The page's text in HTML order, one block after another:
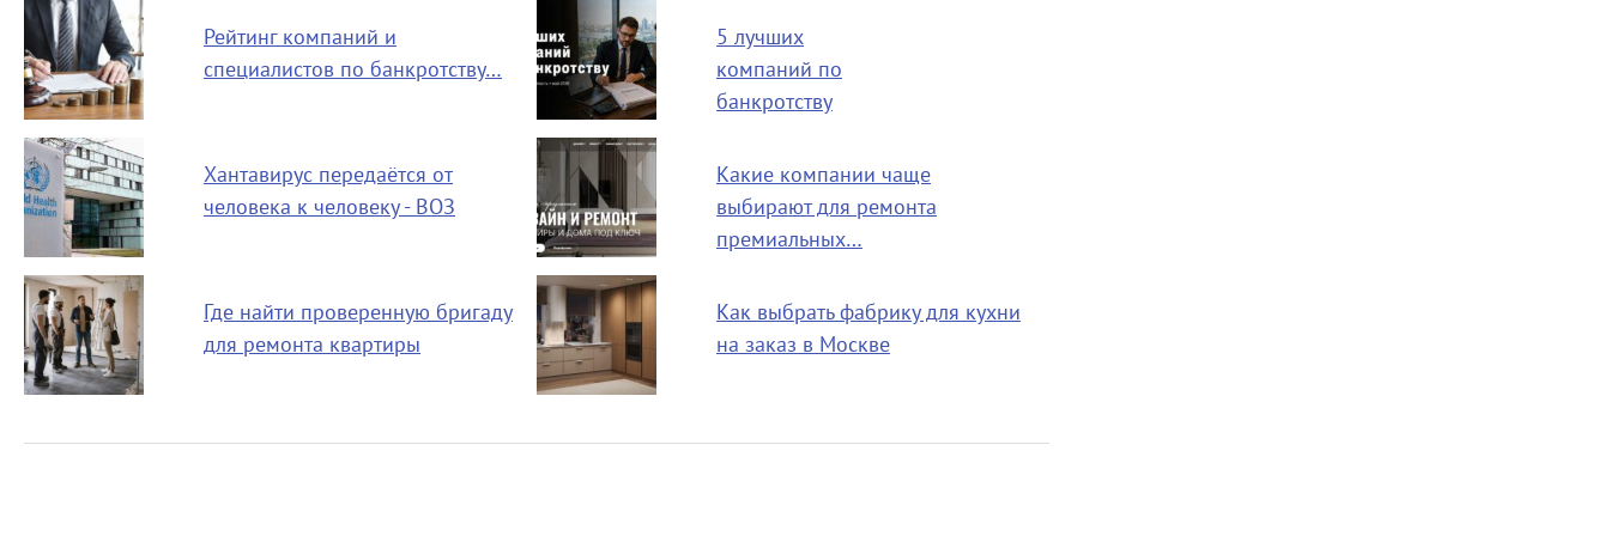
Рейтинг компаний и
специалистов по банкротству…
5 лучших
компаний по
банкротству
Хантавирус передаётся от
человека к человеку - ВОЗ
Какие компании чаще
выбирают для ремонта
премиальных…
Где найти проверенную бригаду
для ремонта квартиры
Как выбрать фабрику для кухни
на заказ в Москве